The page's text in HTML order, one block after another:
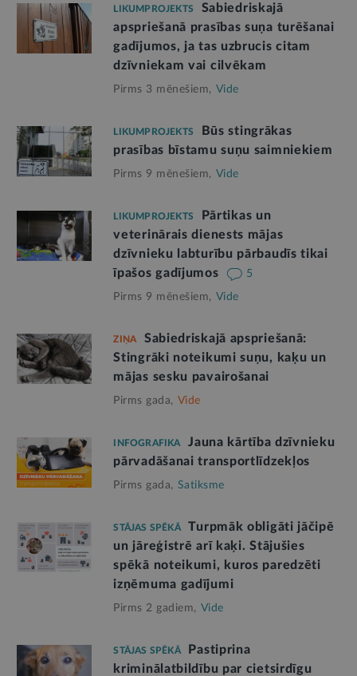
LIKUMPROJEKTS
Sabiedriskajā
apspriešanā prasības suņa turēšanai
gadījumos, ja tas uzbrucis citam
dzīvniekam vai cilvēkam
Pirms 3 mēnešiem, Vide
LIKUMPROJEKTS
Būs stingrākas
prasības bīstamu suņu saimniekiem
Pirms 9 mēnešiem, Vide
LIKUMPROJEKTS
Pārtikas un
veterinārais dienests mājas
dzīvnieku labturību pārbaudīs tikai
īpašos gadījumos
5
Pirms 9 mēnešiem, Vide
ZIŅA
Sabiedriskajā apspriešanā:
Stingrāki noteikumi suņu, kaķu un
mājas sesku pavairošanai
Pirms gada, Vide
INFOGRAFIKA
Jauna kārtība dzīvnieku
pārvadāšanai transportlīdzekļos
Pirms gada, Satiksme
STĀJAS SPĒKĀ
Turpmāk obligāti jāčipē
un jāreģistrē arī kaķi. Stājušies
spēkā noteikumi, kuros paredzēti
izņēmuma gadījumi
Pirms 2 gadiem, Vide
STĀJAS SPĒKĀ
Pastiprina
kriminālatbildību par cietsirdīgu